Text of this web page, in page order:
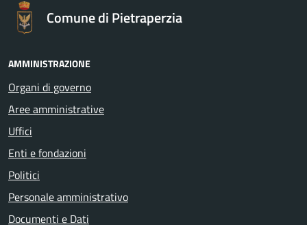
Comune di Pietraperzia
AMMINISTRAZIONE
Organi di governo
Aree amministrative
Uffici
Enti e fondazioni
Politici
Personale amministrativo
Documenti e Dati